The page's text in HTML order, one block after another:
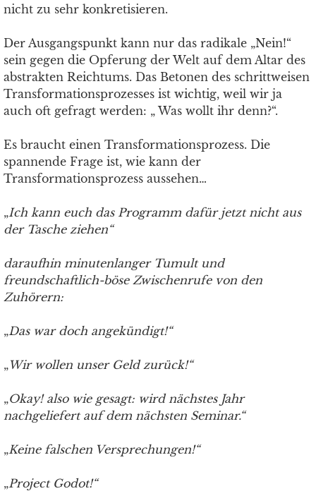
nicht zu sehr konkretisieren.
Der Ausgangspunkt kann nur das radikale „Nein!“
sein gegen die Opferung der Welt auf dem Altar des
abstrakten Reichtums. Das Betonen des schrittweisen
Transformationsprozesses ist wichtig, weil wir ja
auch oft gefragt werden: „ Was wollt ihr denn?“.
Es braucht einen Transformationsprozess. Die
spannende Frage ist, wie kann der
Transformationsprozess aussehen…
„Ich kann euch das Programm dafür jetzt nicht aus
der Tasche ziehen“
daraufhin minutenlanger Tumult und
freundschaftlich-böse Zwischenrufe von den
Zuhörern:
„Das war doch angekündigt!“
„Wir wollen unser Geld zurück!“
„Okay! also wie gesagt: wird nächstes Jahr
nachgeliefert auf dem nächsten Seminar.“
„Keine falschen Versprechungen!“
„Project Godot!“